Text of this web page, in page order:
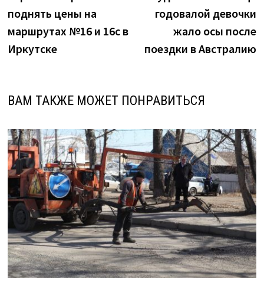
записям
поднять цены на
маршрутах №16 и 16с в
Иркутске
годовалой девочки
жало осы после
поездки в Австралию
ВАМ ТАКЖЕ МОЖЕТ ПОНРАВИТЬСЯ